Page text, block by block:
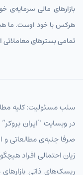
بازارهای مالی
هرکس با خود اوست. ما
تمامی بسترهای معاملاتی
سلب مسئولیت: کلیه
در وبسایت “ایران
صرفا جنبه‌ی مطالعاتی و
زیان احتمالی افراد
ریسک‌های ذاتی